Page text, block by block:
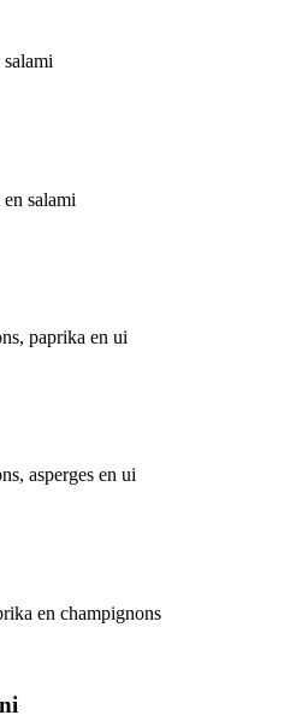
salami
paprika en ui
asperges en ui
en champignons